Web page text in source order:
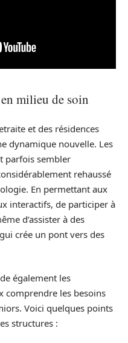
milieu de soin
et des résidences
dynamique nouvelle. Les
parfois sembler
rehaussé
En permettant aux
interactifs, de participer à
d’assister à des
crée un pont vers des
également les
comprendre les besoins
Voici quelques points
structures :